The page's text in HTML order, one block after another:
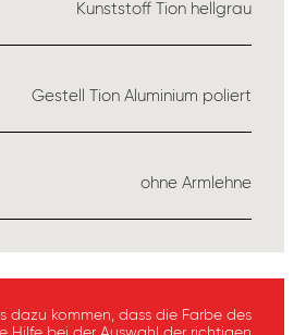
Kunststoff Tion hellgrau
Gestell Tion Aluminium poliert
ohne Armlehne
dazu kommen, dass die Farbe des